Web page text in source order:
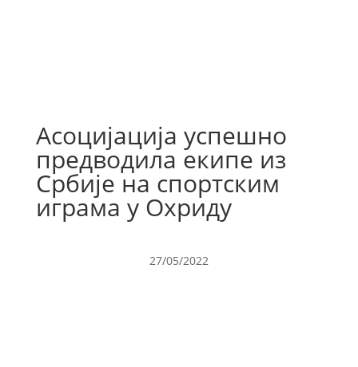
Асоцијација успешно
предводила екипе из
Србије на спортским
играма у Охриду
27/05/2022